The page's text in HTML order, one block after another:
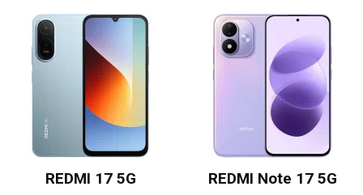
REDMI 17 5G REDMI Note 17 5G